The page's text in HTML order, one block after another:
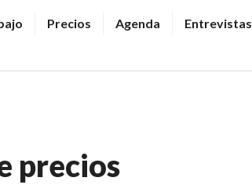
Precios Agenda Entrevistas
precios